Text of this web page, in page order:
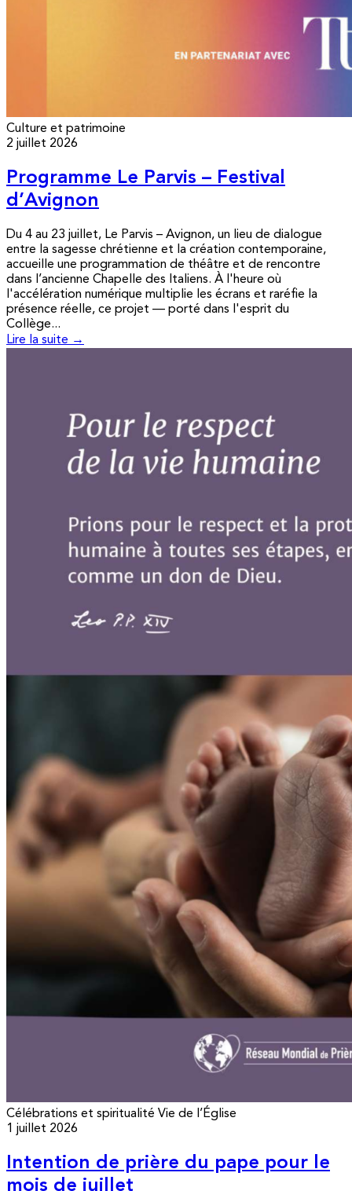
Culture et patrimoine
2 juillet 2026
Programme Le Parvis – Festival
d’Avignon
Du 4 au 23 juillet, Le Parvis – Avignon, un lieu de dialogue
entre la sagesse chrétienne et la création contemporaine,
accueille une programmation de théâtre et de rencontre
dans l’ancienne Chapelle des Italiens. À l'heure où
l'accélération numérique multiplie les écrans et raréfie la
présence réelle, ce projet — porté dans l'esprit du
Collège...
Lire la suite →
Célébrations et spiritualité Vie de l’Église
1 juillet 2026
Intention de prière du pape pour le
mois de juillet